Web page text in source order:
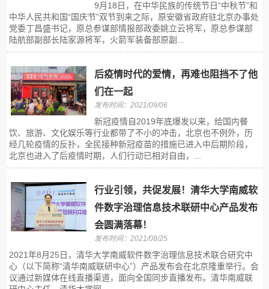
9月18日，在中华民族的传统节日“中秋节”和
中华人民共和国“国庆节”双节到来之际，原安徽省政府驻北京办事处
党委丁昌盛书记，原总参谋部情报部政委姚立云将军，原总参谋部
陆航部副部长陆家源将军，火箭军装备部原副...
后疫情时代的爱情，再难也阻挡不了他
们在一起
发布时间：2021/09/06
新冠疫情自2019年底爆发以来，给国内餐
饮、旅游、文化娱乐等行业都带了不小的冲击，北京也不例外，历
经几轮疫情的反扑，全民接种新冠疫苗的措施已进入中后期阶段，
北京也进入了后疫情时期，人们行动已相对自由，...
行业引领，共促发展！清华大学南威软
件数字治理信息技术联研中心产品发布
会圆满落幕！
发布时间：2021/08/25
2021年8月25日，清华大学南威软件数字治理信息技术联合研究中
心（以下简称“清华南威联研中心”）产品发布会在北京隆重举行。会
议通过新媒体在线直播渠道，面向全国同步直播发布。清华南威联